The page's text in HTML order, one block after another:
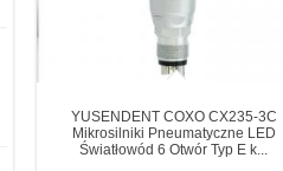
YUSENDENT COXO CX235-3C
Mikrosilniki Pneumatyczne LED
Światłowód 6 Otwór Typ E k...